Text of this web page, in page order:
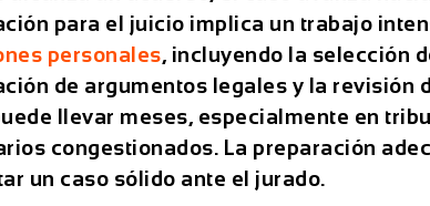
para el juicio implica un trabajo
personales, incluyendo la selección
de argumentos legales y la revisión
llevar meses, especialmente en
congestionados. La preparación
un caso sólido ante el jurado.